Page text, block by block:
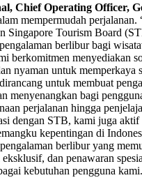
Chief Operating Officer,
mempermudah perjalanan.
Singapore Tourism Board
berlibur bagi
berkomitmen menyediakan
nyaman untuk memperkaya
untuk membuat
menyenangkan bagi
perjalanan hingga
dengan STB, kami juga aktif
kepentingan di
berlibur yang
dan penawaran
kebutuhan pengguna